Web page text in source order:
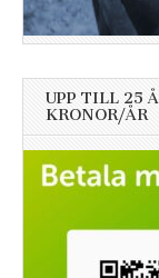
UPP TILL 25
KRONOR/ÅR